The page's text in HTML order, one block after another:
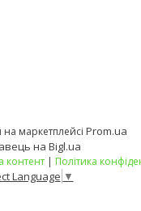
маркетплейсі Prom.ua
на Bigl.ua
контент | Політика
Language ▼